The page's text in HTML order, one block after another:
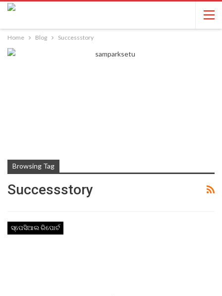
Home Blog Successstory
Browsing Tag
Successstory
ସ୍ପେସିଆଲ ରିପୋର୍ଟ